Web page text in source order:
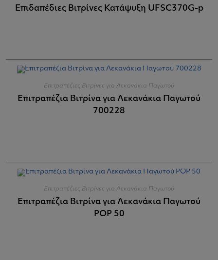
Επιδαπέδιες Βιτρίνες Κατάψυξη UFSC370G-p
Επιτραπέζιες Βιτρίνες για Λεκανάκια Παγωτού
Επιτραπέζια Βιτρίνα για Λεκανάκια Παγωτού
700228
Επιτραπέζιες Βιτρίνες για Λεκανάκια Παγωτού
Επιτραπέζια Βιτρίνα για Λεκανάκια Παγωτού
POP 50